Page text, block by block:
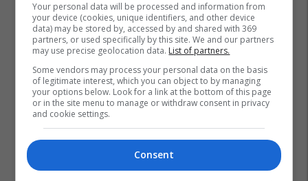
Your personal data will be processed and information from
your device (cookies, unique identifiers, and other device
data) may be stored by, accessed by and shared with 369
partners, or used specifically by this site. We and our partners
may use precise geolocation data. List of partners.
Some vendors may process your personal data on the basis
of legitimate interest, which you can object to by managing
your options below. Look for a link at the bottom of this page
or in the site menu to manage or withdraw consent in privacy
and cookie settings.
Consent